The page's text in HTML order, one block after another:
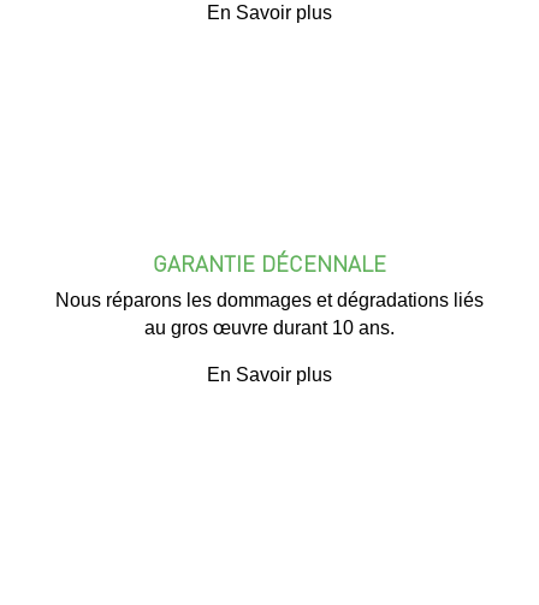
En Savoir plus
GARANTIE DÉCENNALE
Nous réparons les dommages et dégradations liés
au gros œuvre durant 10 ans.
En Savoir plus